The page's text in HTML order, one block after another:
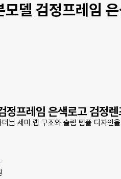
모델 검정프레
정프레임 은색로고 검정
는 세미 랩 구조와 슬림 템플 디자인